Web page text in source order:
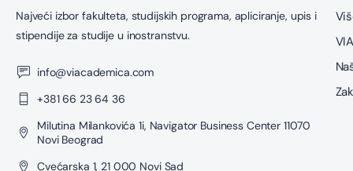
Najveći izbor fakulteta, studijskih programa, apliciranje, upis i
stipendije za studije u inostranstvu.
info@viacademica.com
+381 66 23 64 36
Milutina Milankovića 1i, Navigator Business Center 11070
Novi Beograd
Cvećarska 1, 21 000 Novi Sad